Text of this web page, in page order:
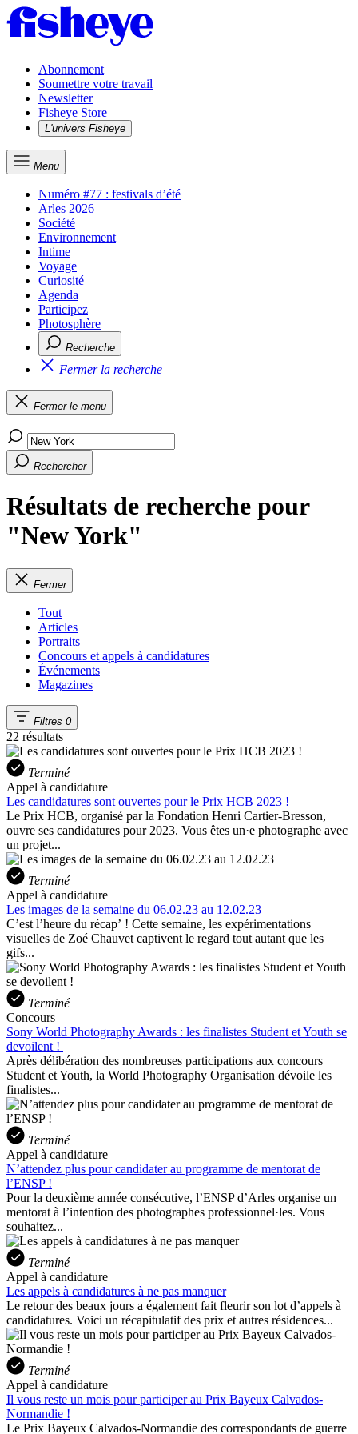
Abonnement
Soumettre votre travail
Newsletter
Fisheye Store
L'univers Fisheye
Menu
Numéro #77 : festivals d’été
Arles 2026
Société
Environnement
Intime
Voyage
Curiosité
Agenda
Participez
Photosphère
Recherche
Fermer la recherche
Fermer le menu
Rechercher
Résultats de recherche pour
"New York"
Fermer
Tout
Articles
Portraits
Concours et appels à candidatures
Événements
Magazines
Filtres 0
22 résultats
Terminé
Appel à candidature
Les candidatures sont ouvertes pour le Prix HCB 2023 !
Le Prix HCB, organisé par la Fondation Henri Cartier-Bresson,
ouvre ses candidatures pour 2023. Vous êtes un·e photographe avec
un projet...
Terminé
Appel à candidature
Les images de la semaine du 06.02.23 au 12.02.23
C’est l’heure du récap’ ! Cette semaine, les expérimentations
visuelles de Zoé Chauvet captivent le regard tout autant que les
gifs...
Terminé
Concours
Sony World Photography Awards : les finalistes Student et Youth se
devoilent !
Après délibération des nombreuses participations aux concours
Student et Youth, la World Photography Organisation dévoile les
finalistes...
Terminé
Appel à candidature
N’attendez plus pour candidater au programme de mentorat de
l’ENSP !
Pour la deuxième année consécutive, l’ENSP d’Arles organise un
mentorat à l’intention des photographes professionnel·les. Vous
souhaitez...
Terminé
Appel à candidature
Les appels à candidatures à ne pas manquer
Le retour des beaux jours a également fait fleurir son lot d’appels à
candidatures. Voici un récapitulatif des prix et autres résidences...
Terminé
Appel à candidature
Il vous reste un mois pour participer au Prix Bayeux Calvados-
Normandie !
Le Prix Bayeux Calvados-Normandie des correspondants de guerre